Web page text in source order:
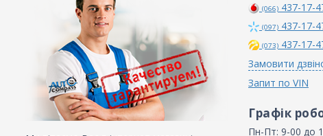
(066) 437-17-
(097) 437-17-
(073) 437-17-
Замовити
Запит по VIN
Графік
Пн-Пт: 9-00 до